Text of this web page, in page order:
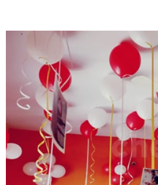
Zašto trpimo
nam štete?
Zašto se